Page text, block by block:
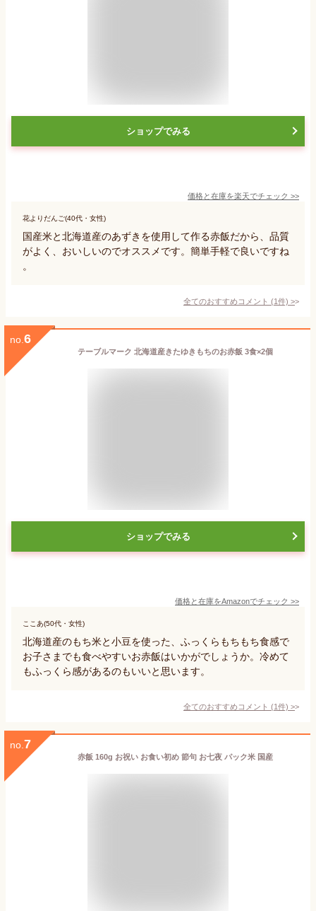
ショップでみる
価格と在庫を楽天でチェック >>
花よりだんご(40代・女性)
国産米と北海道産のあずきを使用して作る赤飯だから、品質
がよく、おいしいのでオススメです。簡単手軽で良いですね
。
全てのおすすめコメント (1件) >
no. 6
テーブルマーク 北海道産きたゆきもちのお赤飯 3食×2個
ショップでみる
価格と在庫をAmazonでチェック >>
ここあ(50代・女性)
北海道産のもち米と小豆を使った、ふっくらもちもち食感で
お子さまでも食べやすいお赤飯はいかがでしょうか。冷めて
もふっくら感があるのもいいと思います。
全てのおすすめコメント (1件) >
no. 7
赤飯 160g お祝い お食い初め 節句 お七夜 パック米 国産